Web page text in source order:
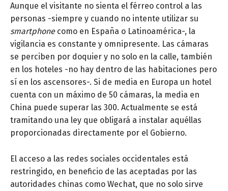
Aunque el visitante no sienta el férreo control a las
personas -siempre y cuando no intente utilizar su
smartphonecomo en España o Latinoamérica-, la
vigilancia es constante y omnipresente. Las cámaras
se perciben por doquier y no solo en la calle, también
en los hoteles -no hay dentro de las habitaciones pero
sí en los ascensores-. Si de media en Europa un hotel
cuenta con un máximo de 50 cámaras, la media en
China puede superar las 300. Actualmente se está
tramitando una ley que obligará a instalar aquéllas
proporcionadas directamente por el Gobierno.
El acceso a las redes sociales occidentales está
restringido, en beneficio de las aceptadas por las
autoridades chinas como Wechat, que no solo sirve